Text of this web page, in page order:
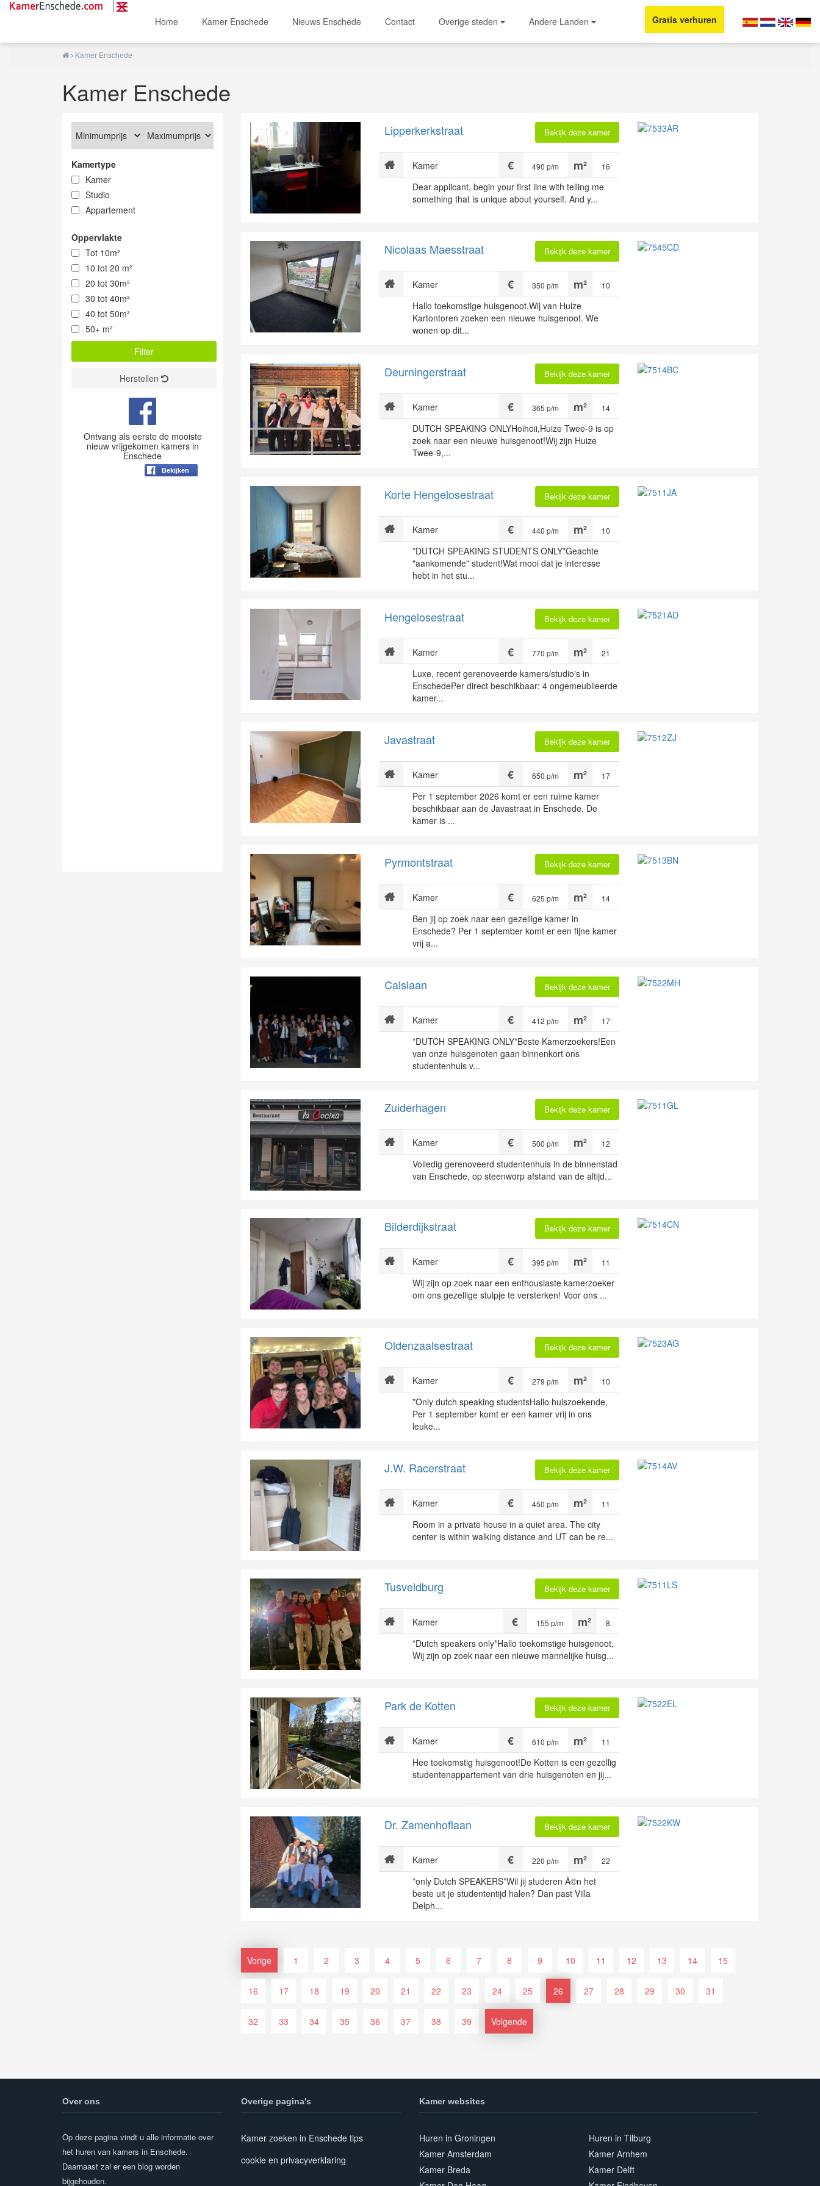
Home Kamer Enschede Nieuws Enschede Contact Overige steden Andere Landen Gratis verhuren
Kamer Enschede
Kamer Enschede
Kamertype
Kamer
Studio
Appartement
Oppervlakte
Tot 10m²
10 tot 20 m²
20 tot 30m²
30 tot 40m²
40 tot 50m²
50+ m²
Herstellen
Ontvang als eerste de mooiste
nieuw vrijgekomen kamers in
Enschede
Bekijken
Lipperkerkstraat Bekijk deze kamer
Kamer 16
490 p/m
Dear applicant, begin your first line with telling me
something that is unique about yourself. And y...
Nicolaas Maesstraat Bekijk deze kamer
Kamer 10
350 p/m
Hallo toekomstige huisgenoot,Wij van Huize
Kartontoren zoeken een nieuwe huisgenoot. We
wonen op dit...
Deurningerstraat Bekijk deze kamer
Kamer 14
365 p/m
DUTCH SPEAKING ONLYHoihoii,Huize Twee-9 is op
zoek naar een nieuwe huisgenoot!Wij zijn Huize
Twee-9,...
Korte Hengelosestraat Bekijk deze kamer
Kamer 10
440 p/m
*DUTCH SPEAKING STUDENTS ONLY*Geachte
"aankomende" student!Wat mooi dat je interesse
hebt in het stu...
Hengelosestraat Bekijk deze kamer
Kamer 21
770 p/m
Luxe, recent gerenoveerde kamers/studio's in
EnschedePer direct beschikbaar: 4 ongemeubileerde
kamer...
Javastraat Bekijk deze kamer
Kamer 17
650 p/m
Per 1 september 2026 komt er een ruime kamer
beschikbaar aan de Javastraat in Enschede. De
kamer is ...
Pyrmontstraat Bekijk deze kamer
Kamer 14
625 p/m
Ben jij op zoek naar een gezellige kamer in
Enschede? Per 1 september komt er een fijne kamer
vrij a...
Calslaan Bekijk deze kamer
Kamer 17
412 p/m
*DUTCH SPEAKING ONLY*Beste Kamerzoekers!Een
van onze huisgenoten gaan binnenkort ons
studentenhuis v...
Zuiderhagen Bekijk deze kamer
Kamer 12
500 p/m
Volledig gerenoveerd studentenhuis in de binnenstad
van Enschede, op steenworp afstand van de altijd...
Bilderdijkstraat Bekijk deze kamer
Kamer 11
395 p/m
Wij zijn op zoek naar een enthousiaste kamerzoeker
om ons gezellige stulpje te versterken! Voor ons ...
Oldenzaalsestraat Bekijk deze kamer
Kamer 10
279 p/m
*Only dutch speaking studentsHallo huiszoekende,
Per 1 september komt er een kamer vrij in ons
leuke...
J.W. Racerstraat Bekijk deze kamer
Kamer 11
450 p/m
Room in a private house in a quiet area. The city
center is within walking distance and UT can be re...
Tusveldburg Bekijk deze kamer
Kamer 8
155 p/m
*Dutch speakers only*Hallo toekomstige huisgenoot,
Wij zijn op zoek naar een nieuwe mannelijke huisg...
Park de Kotten Bekijk deze kamer
Kamer 11
610 p/m
Hee toekomstig huisgenoot!De Kotten is een gezellig
studentenappartement van drie huisgenoten en jij...
Dr. Zamenhoflaan Bekijk deze kamer
Kamer 22
220 p/m
*only Dutch SPEAKERS*Wil jij studeren Ã©n het
beste uit je studententijd halen? Dan past Villa
Delph...
Vorige 1 2 3 4 5 6 7 8 9 10 11 12 13 14 15
16 17 18 19 20 21 22 23 24 25 26 27 28 29 30 31
32 33 34 35 36 37 38 39 Volgende
Over ons
Op deze pagina vindt u alle informatie over
het huren van kamers in Enschede.
Daarnaast zal er een blog worden
bijgehouden.
Overige pagina's
Kamer zoeken in Enschede tips
cookie en privacyverklaring
Kamer websites
Huren in Groningen
Huren in Tilburg
Kamer Amsterdam
Kamer Arnhem
Kamer Breda
Kamer Delft